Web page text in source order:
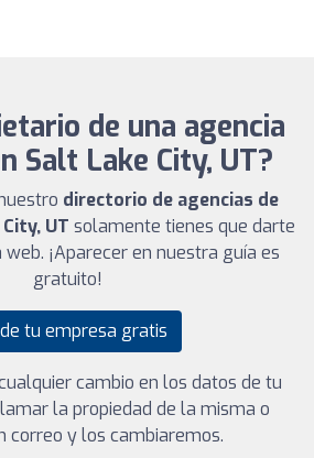
de una agencia
Salt Lake City, UT?
directorio de agencias de
UT solamente tienes que darte
¡Aparecer en nuestra guía es
gratuito!
tu empresa gratis
cambio en los datos de tu
la propiedad de la misma o
correo y los cambiaremos.